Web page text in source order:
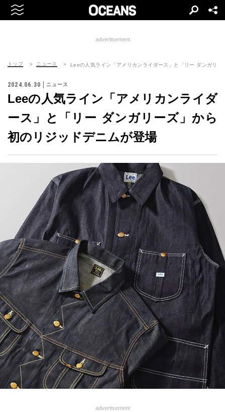
advertisement
トップ ニュース Leeの人気ライン「アメリカンライダース」と「リー ダンガリ
2024.06.30 ニュース
Leeの人気ライン「アメリカンライダ
ース」と「リー ダンガリーズ」から
初のリジッドデニムが登場
advertisement